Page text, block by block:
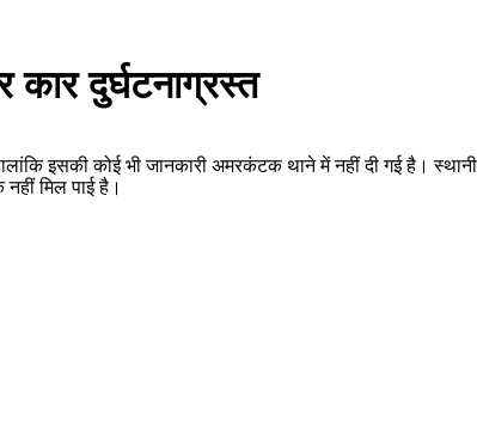
कार दुर्घटनाग्रस्त
इसकी कोई भी जानकारी अमरकंटक थाने में नहीं दी गई है।
मिल पाई है।